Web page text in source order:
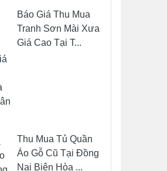
Báo Giá Thu Mua
Tranh Sơn Mài Xưa
Giá Cao Tại T...
Thu Mua Tủ Quần
Áo Gỗ Cũ Tại Đồng
Nai Biên Hòa ...